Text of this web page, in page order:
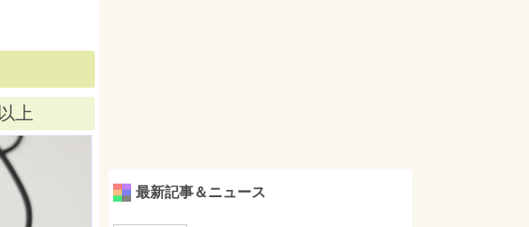
上
最新記事＆ニュース